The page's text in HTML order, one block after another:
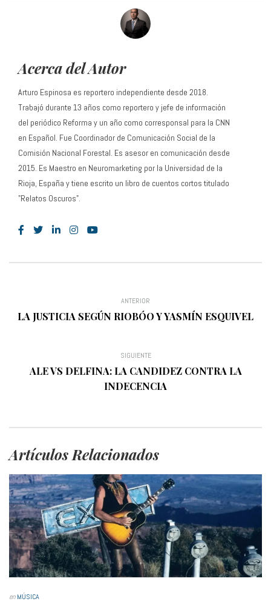
Acerca del Autor
Arturo Espinosa es reportero independiente desde 2018.
Trabajó durante 13 años como reportero y jefe de información
del periódico Reforma y un año como corresponsal para la CNN
en Español. Fue Coordinador de Comunicación Social de la
Comisión Nacional Forestal. Es asesor en comunicación desde
2015. Es Maestro en Neuromarketing por la Universidad de la
Rioja, España y tiene escrito un libro de cuentos cortos titulado
"Relatos Oscuros".
ANTERIOR
LA JUSTICIA SEGÚN RIOBÓO Y YASMÍN ESQUIVEL
SIGUIENTE
ALE VS DELFINA: LA CANDIDEZ CONTRA LA
INDECENCIA
Artículos Relacionados
enMÚSICA